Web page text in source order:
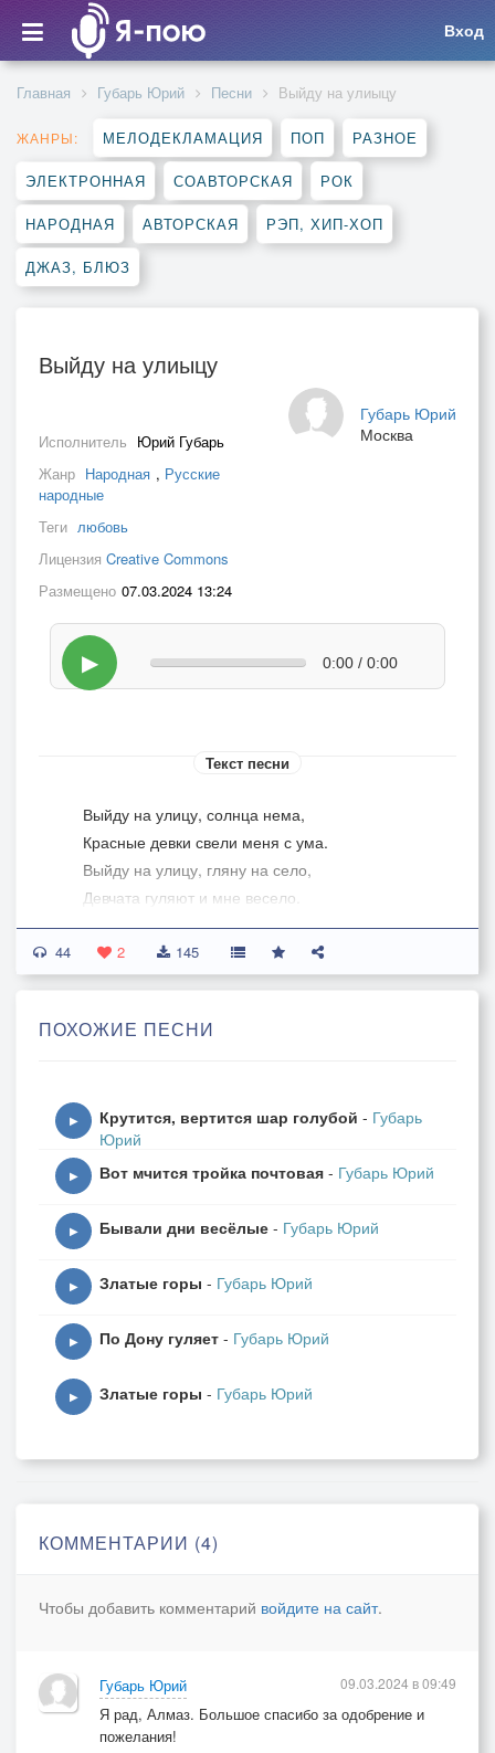
Вход
Главная Губарь Юрий Песни Выйду на улиыцу
ЖАНРЫ: МЕЛОДЕКЛАМАЦИЯ ПОП РАЗНОЕ
ЭЛЕКТРОННАЯ СОАВТОРСКАЯ РОК
НАРОДНАЯ АВТОРСКАЯ РЭП, ХИП-ХОП
ДЖАЗ, БЛЮЗ
Выйду на улиыцу
Губарь Юрий
Москва
Исполнитель Юрий Губарь
Жанр Народная , Русские
народные
Теги любовь
Лицензия Creative Commons
Размещено 07.03.2024 13:24
▶ 0:00 / 0:00
Текст песни
Выйду на улицу, солнца нема,
Красные девки свели меня с ума.
Выйду на улицу, гляну на село,
Девчата гуляют и мне весело.
Выйду на улицу, гляну на село,
Девки гуляют и мне весело.
Сердце моё словно кидает в жар.
Думал, на улицу век не пойду.
А теперь под вечер пятки горят,
Я пойду на улицу, к девкам пойду,
Это под горою пляска идёт.
44 2 145
ПОХОЖИЕ ПЕСНИ
▶ Крутится, вертится шар голубой - Губарь
Юрий
▶ Вот мчится тройка почтовая - Губарь Юрий
▶ Бывали дни весёлые - Губарь Юрий
▶ Златые горы - Губарь Юрий
▶ По Дону гуляет - Губарь Юрий
▶ Златые горы - Губарь Юрий
КОММЕНТАРИИ (4)
Чтобы добавить комментарий войдите на сайт.
Губарь Юрий
Я рад, Алмаз. Большое спасибо за одобрение и
пожелания!
09.03.2024 в 09:49